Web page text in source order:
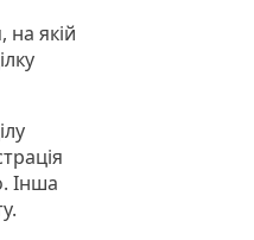
на якій
Інша